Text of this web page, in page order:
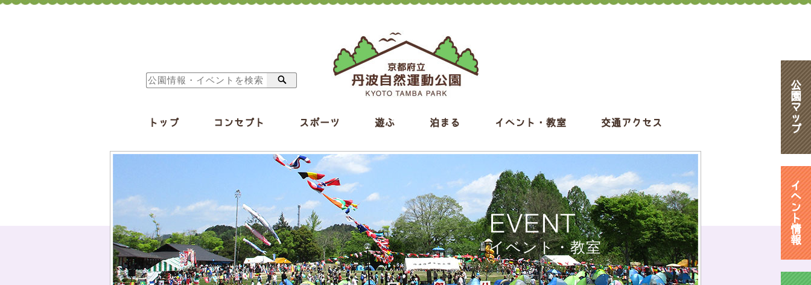
トップ コンセプト スポーツ 遊ぶ 泊まる イベント・教室 交通アクセス
公
園
マ
ッ
プ
イ
ベ
ン
ト
情
報
EVENT
イベント・教室